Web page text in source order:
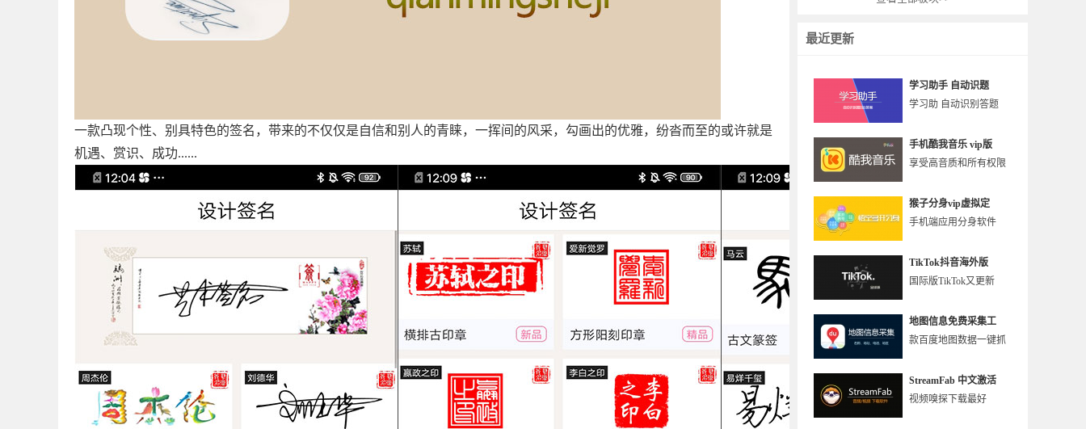
最近更新
学习助手 自动识题
学习助 自动识别答题
手机酷我音乐 vip版
享受高音质和所有权限
猴子分身vip虚拟定
手机端应用分身软件
TikTok抖音海外版
国际版TikTok又更新
地图信息免费采集工
款百度地图数据一键抓
StreamFab 中文激活
视频嗅探下载最好
一款凸现个性、别具特色的签名，带来的不仅仅是自信和别人的青睐，一挥间的风采，勾画出的优雅，纷沓而至的或许就是
机遇、赏识、成功......